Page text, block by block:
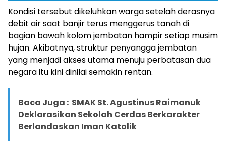
Kondisi tersebut dikeluhkan warga setelah derasnya
debit air saat banjir terus menggerus tanah di
bagian bawah kolom jembatan hampir setiap musim
hujan. Akibatnya, struktur penyangga jembatan
yang menjadi akses utama menuju perbatasan dua
negara itu kini dinilai semakin rentan.
Baca Juga : SMAK St. Agustinus Raimanuk
Deklarasikan Sekolah Cerdas Berkarakter
Berlandaskan Iman Katolik